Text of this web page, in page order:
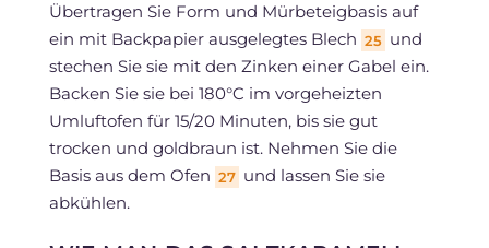
Übertragen Sie Form und Mürbeteigbasis auf
ein mit Backpapier ausgelegtes Blech 25 und
stechen Sie sie mit den Zinken einer Gabel ein.
Backen Sie sie bei 180°C im vorgeheizten
Umluftofen für 15/20 Minuten, bis sie gut
trocken und goldbraun ist. Nehmen Sie die
Basis aus dem Ofen 27 und lassen Sie sie
abkühlen.